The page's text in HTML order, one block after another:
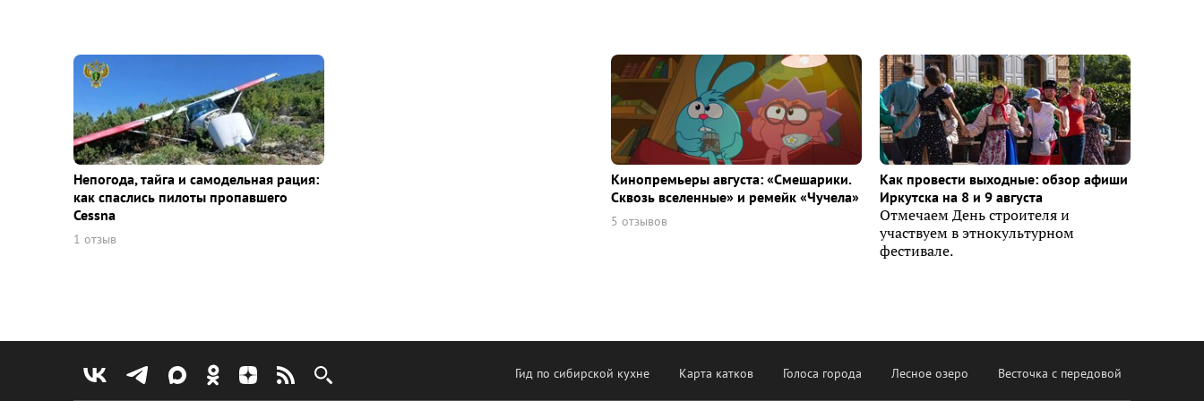
Непогода, тайга и самодельная рация:
как спаслись пилоты пропавшего
Cessna
1 отзыв
Кинопремьеры августа: «Смешарики.
Сквозь вселенные» и ремейк «Чучела»
5 отзывов
Как провести выходные: обзор афиши
Иркутска на 8 и 9 августа
Отмечаем День строителя и
участвуем в этнокультурном
фестивале.
Гид по сибирской кухне Карта катков Голоса города Лесное озеро Весточка с передовой